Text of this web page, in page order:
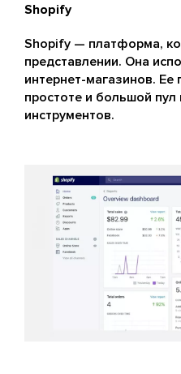
Shopify
Shopify — платформа,
представлении. Она
интернет-магазинов. Ее
простоте и большой пул
инструментов.